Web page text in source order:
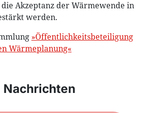
Akzeptanz der Wärmewende in
werden.
»Öffentlichkeitsbeteiligung
Wärmeplanung«